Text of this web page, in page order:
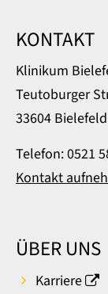
KONTAKT
Klinikum
Teutoburger
33604 Bielefeld
Telefon: 0521
Kontakt
ÜBER UNS
Karriere